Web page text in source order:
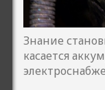
Знание
касается